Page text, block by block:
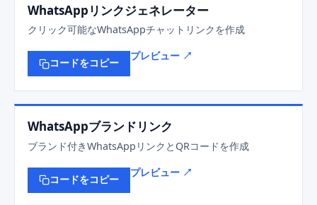
WhatsAppリンクジェネレーター
クリック可能なWhatsAppチャットリンクを作成
コードをコピー
プレビュー ↗
WhatsAppブランドリンク
ブランド付きWhatsAppリンクとQRコードを作成
コードをコピー
プレビュー ↗